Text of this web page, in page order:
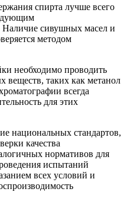
спирта лучше всего
Наличие сивушных масел и
методом
необходимо проводить
веществ, таких как метанол
всегда
для этих
национальных стандартов,
качества
нормативов для
испытаний
всех условий и